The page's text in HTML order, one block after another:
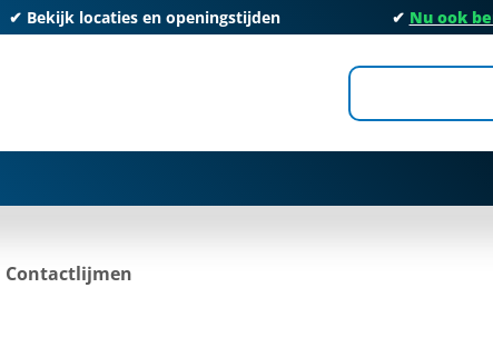
✔ Bekijk locaties en openingstijden ✔ Nu ook
Contactlijmen